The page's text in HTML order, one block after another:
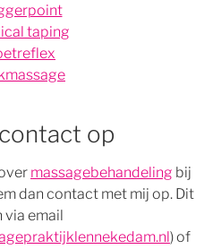
taping
op
massagebehandeling bij
dan contact met mij op. Dit
via email
) of